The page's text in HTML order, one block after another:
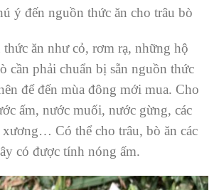
ý đến nguồn thức ăn cho trâu bò
ăn như cỏ, rơm rạ, những hộ
cần phải chuẩn bị sẵn nguồn thức
để đến mùa đông mới mua. Cho
ấm, nước muối, nước gừng, các
Có thể cho trâu, bò ăn các
có được tính nóng ấm.